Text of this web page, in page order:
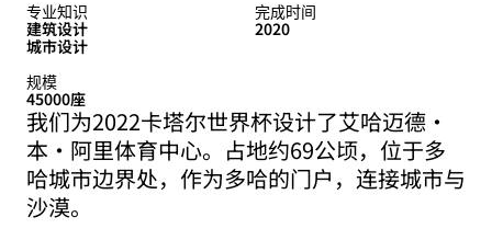
专业知识
建筑设计
城市设计
完成时间
2020
规模
45000座
我们为2022卡塔尔世界杯设计了艾哈迈德·
本·阿里体育中心。占地约69公顷，位于多
哈城市边界处，作为多哈的门户，连接城市与
沙漠。